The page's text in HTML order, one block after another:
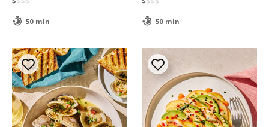
50 min 50 min